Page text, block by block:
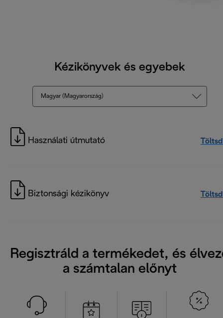
Kézikönyvek és egyebek
Magyar (Magyarország)
Használati útmutató
Biztonsági kézikönyv
Regisztráld a termékedet, és
a számtalan előnyt